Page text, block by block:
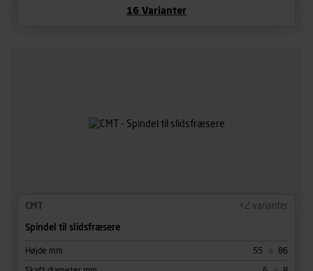
16 Varianter
CMT +2 varianter
Spindel til slidsfræsere
Højde mm 55 86